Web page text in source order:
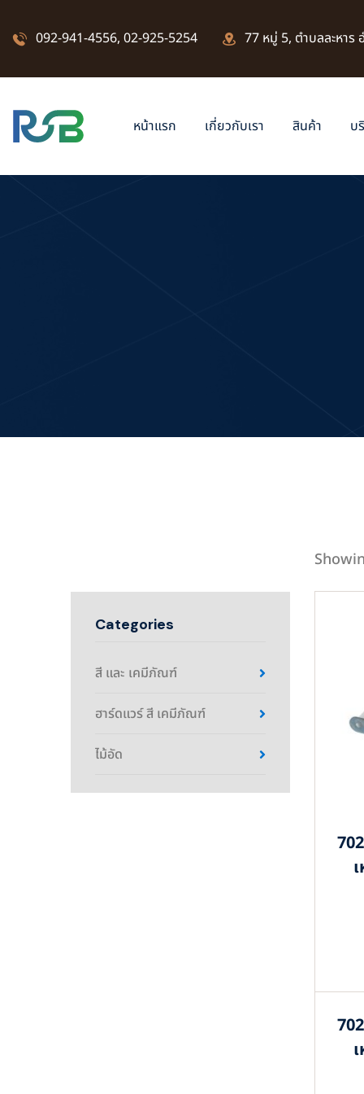
092-941-4556, 02-925-5254 77 หมู่ 5, ตำบลละหาร
หน้าแรก เกี่ยวกับเรา สินค้า บ
Categories
สี และ เคมีภัณฑ์
ฮาร์ดแวร์ สี เคมีภัณฑ์
ไม้อัด